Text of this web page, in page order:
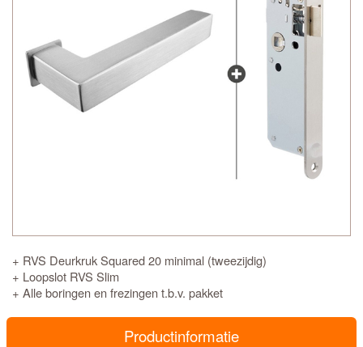
+ RVS Deurkruk Squared 20 minimal (tweezijdig)
+ Loopslot RVS Slim
+ Alle boringen en frezingen t.b.v. pakket
Productinformatie